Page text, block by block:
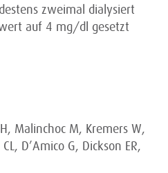
zweimal dialysiert
auf 4 mg/dl gesetzt
Malinchoc M, Kremers W,
D’Amico G, Dickson ER,